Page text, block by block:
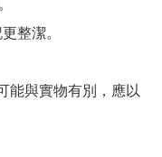
整潔。
能與實物有別，應以